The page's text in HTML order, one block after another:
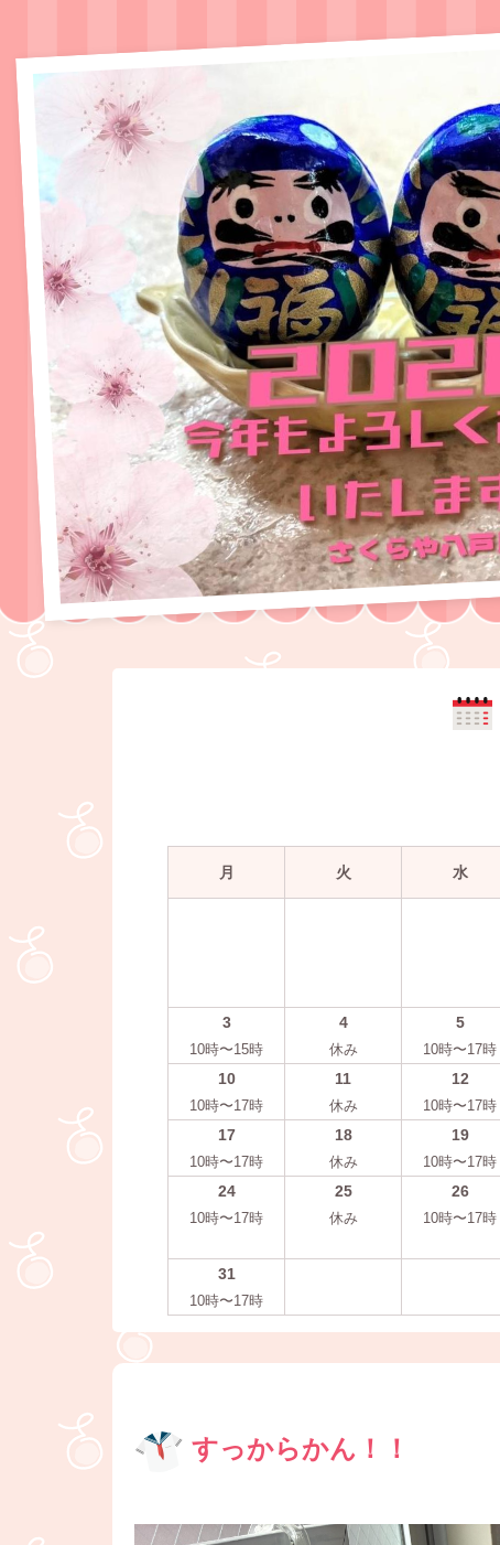
月 火 水
3
10時〜15時
4
休み
5
10時〜17時
10
10時〜17時
11
休み
12
10時〜17時
17
10時〜17時
18
休み
19
10時〜17時
24
10時〜17時
25
休み
26
10時〜17時
31
10時〜17時
すっからかん！！